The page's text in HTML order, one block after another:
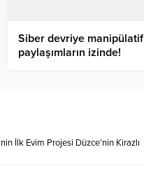
Siber devriye manipülatif
paylaşımların izinde!
İlk Evim Projesi Düzce’nin Kirazlı